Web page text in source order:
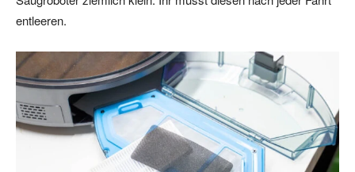
entleeren.